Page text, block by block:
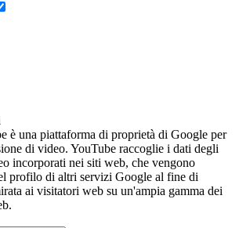
è una piattaforma di proprietà di Google per
di video. YouTube raccoglie i dati degli
incorporati nei siti web, che vengono
profilo di altri servizi Google al fine di
ai visitatori web su un'ampia gamma dei